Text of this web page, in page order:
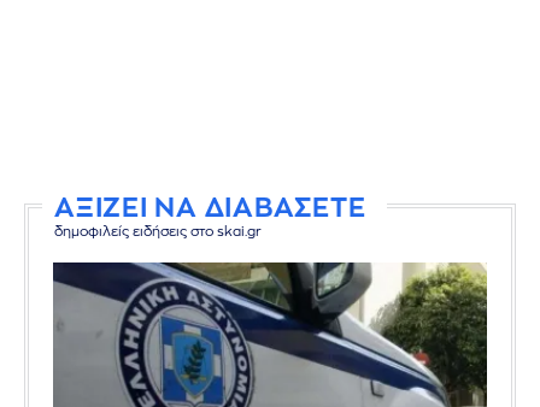
ΑΞΙΖΕΙ ΝΑ ΔΙΑΒΑΣΕΤΕ
δημοφιλείς ειδήσεις στο skai.gr